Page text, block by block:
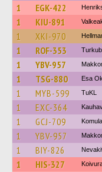
1 EGK-422
1 KIU-891
1 XKI-970
1 ROF-353
1 YBV-957
1 TSG-880 Esa
1 MYB-599 TuKL
1 EXC-364
1 GCJ-709
1 YBV-957
1 BIY-826
1 HIS-327